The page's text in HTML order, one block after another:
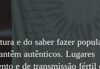
e do saber fazer
autênticos. Lugares
e de transmissão fértil